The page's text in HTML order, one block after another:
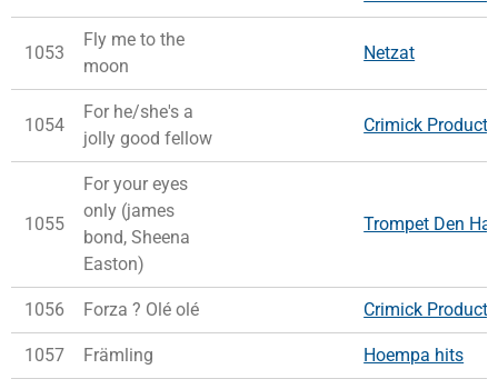
1053
Fly me to the
moon
Netzat
1054
For he/she's a
jolly good fellow
Crimick
1055
For your eyes
only (james
bond, Sheena
Easton)
Trompet Den
1056 Forza ? Olé olé Crimick
1057 Främling Hoempa hits